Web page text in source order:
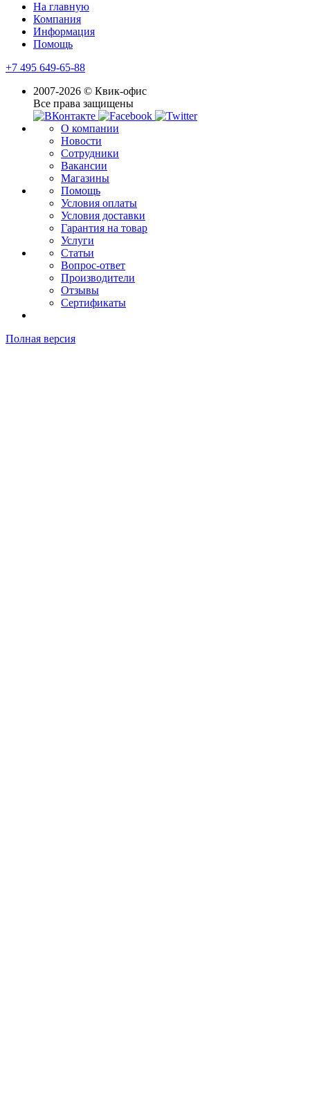
На главную
Компания
Информация
Помощь
+7 495 649-65-88
2007-2026 © Квик-офис
Все права защищены
О компании
Новости
Сотрудники
Вакансии
Магазины
Помощь
Условия оплаты
Условия доставки
Гарантия на товар
Услуги
Статьи
Вопрос-ответ
Производители
Отзывы
Сертификаты
Полная версия